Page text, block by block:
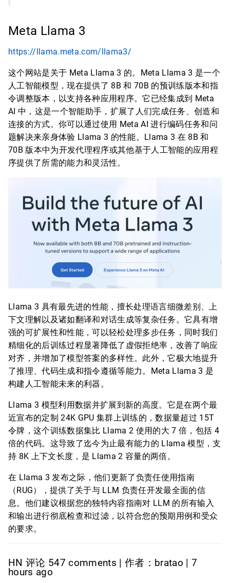
Meta Llama 3
https://llama.meta.com/llama3/
这个网站是关于 Meta Llama 3 的。Meta Llama 3 是一个
人工智能模型，现在提供了 8B 和 70B 的预训练版本和指
令调整版本，以支持各种应用程序。它已经集成到 Meta
AI 中，这是一个智能助手，扩展了人们完成任务、创造和
连接的方式。你可以通过使用 Meta AI 进行编码任务和问
题解决来亲身体验 Llama 3 的性能。Llama 3 在 8B 和
70B 版本中为开发代理程序或其他基于人工智能的应用程
序提供了所需的能力和灵活性。
Llama 3 具有最先进的性能，擅长处理语言细微差别、上
下文理解以及诸如翻译和对话生成等复杂任务。它具有增
强的可扩展性和性能，可以轻松处理多步任务，同时我们
精细化的后训练过程显著降低了虚假拒绝率，改善了响应
对齐，并增加了模型答案的多样性。此外，它极大地提升
了推理、代码生成和指令遵循等能力。Meta Llama 3 是
构建人工智能未来的利器。
Llama 3 模型利用数据并扩展到新的高度。它是在两个最
近宣布的定制 24K GPU 集群上训练的，数据量超过 15T
令牌，这个训练数据集比 Llama 2 使用的大 7 倍，包括 4
倍的代码。这导致了迄今为止最有能力的 Llama 模型，支
持 8K 上下文长度，是 Llama 2 容量的两倍。
在 Llama 3 发布之际，他们更新了负责任使用指南
（RUG），提供了关于与 LLM 负责任开发最全面的信
息。他们建议根据您的独特内容指南对 LLM 的所有输入
和输出进行彻底检查和过滤，以符合您的预期用例和受众
的要求。
HN 评论 547 comments | 作者：bratao | 7
hours ago